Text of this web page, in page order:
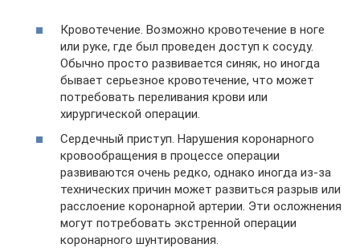
Кровотечение. Возможно кровотечение в ноге
или руке, где был проведен доступ к сосуду.
Обычно просто развивается синяк, но иногда
бывает серьезное кровотечение, что может
потребовать переливания крови или
хирургической операции.
Сердечный приступ. Нарушения коронарного
кровообращения в процессе операции
развиваются очень редко, однако иногда из-за
технических причин может развиться разрыв или
расслоение коронарной артерии. Эти осложнения
могут потребовать экстренной операции
коронарного шунтирования.